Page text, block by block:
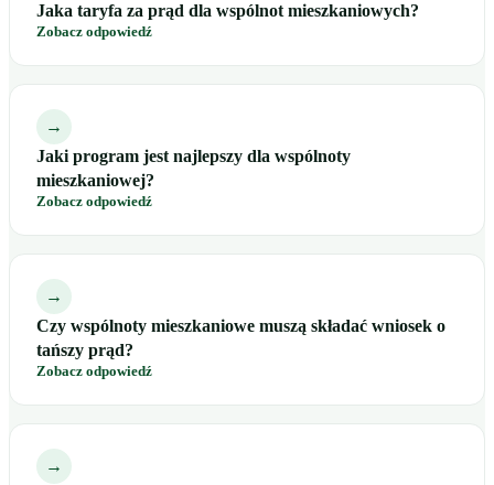
Jaka taryfa za prąd dla wspólnot mieszkaniowych?
Zobacz odpowiedź
→
Jaki program jest najlepszy dla wspólnoty
mieszkaniowej?
Zobacz odpowiedź
→
Czy wspólnoty mieszkaniowe muszą składać wniosek o
tańszy prąd?
Zobacz odpowiedź
→